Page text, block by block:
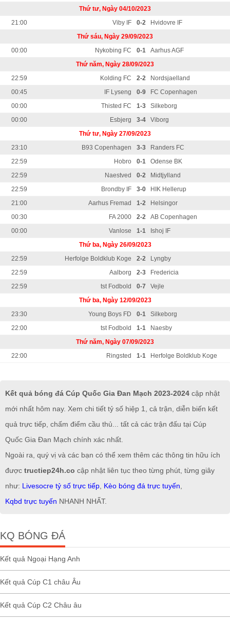
Thứ tư, Ngày 04/10/2023
21:00
Viby IF 0-2
Hvidovre IF
Thứ sáu, Ngày 29/09/2023
00:00
Nykobing FC 0-1
Aarhus AGF
Thứ năm, Ngày 28/09/2023
22:59
Kolding FC 2-2
Nordsjaelland
00:45
IF Lyseng 0-9
FC Copenhagen
00:00
Thisted FC 1-3
Silkeborg
00:00
Esbjerg 3-4
Viborg
Thứ tư, Ngày 27/09/2023
23:10
B93 Copenhagen 3-3
Randers FC
22:59
Hobro 0-1
Odense BK
22:59
Naestved 0-2
Midtjylland
22:59
Brondby IF 3-0
HIK Hellerup
21:00
Aarhus Fremad 1-2
Helsingor
00:30
FA 2000 2-2
AB Copenhagen
00:00
Vanlose 1-1
Ishoj IF
Thứ ba, Ngày 26/09/2023
22:59
Herfolge Boldklub Koge 2-2
Lyngby
22:59
Aalborg 2-3
Fredericia
22:59
tst Fodbold 0-7
Vejle
Thứ ba, Ngày 12/09/2023
23:30
Young Boys FD 0-1
Silkeborg
22:00
tst Fodbold 1-1
Naesby
Thứ năm, Ngày 07/09/2023
22:00
Ringsted 1-1 Herfolge Boldklub Koge
Kết quả bóng đá Cúp Quốc Gia Đan Mạch 2023-2024 cập nhật
mới nhất hôm nay. Xem chi tiết tỷ số hiệp 1, cả trận, diễn biến kết
quả trực tiếp, chấm điểm cầu thủ... tất cả các trận đấu tại Cúp
Quốc Gia Đan Mạch chính xác nhất.
Ngoài ra, quý vị và các bạn có thể xem thêm các thông tin hữu ích
được tructiep24h.co cập nhật liên tục theo từng phút, từng giây
như: Livesocre tỷ số trực tiếp Kèo bóng đá trực tuyến
Kqbd trực tuyến NHANH NHẤT.
KQ BÓNG ĐÁ
Kết quả Ngoại Hạng Anh
Kết quả Cúp C1 châu Âu
Kết quả Cúp C2 Châu âu